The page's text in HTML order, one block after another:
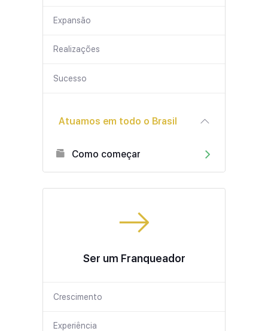
Expansão
Realizações
Sucesso
Atuamos em todo o Brasil
Como começar
Ser um Franqueador
Crescimento
Experiência